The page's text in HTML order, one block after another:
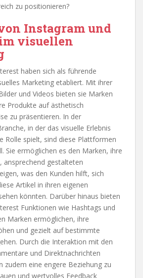
zu positionieren?
Instagram und
visuellen
haben sich als führende
Marketing etabliert. Mit ihrer
und Videos bieten sie Marken
Produkte auf ästhetisch
zu präsentieren. In der
in der das visuelle Erlebnis
Rolle spielt, sind diese Plattformen
Sie ermöglichen es den Marken, ihre
ansprechend gestalteten
was den Kunden hilft, sich
Artikel in ihren eigenen
könnten. Darüber hinaus bieten
Funktionen wie Hashtags und
Marken ermöglichen, ihre
und gezielt auf bestimmte
Durch die Interaktion mit den
und Direktnachrichten
zudem eine engere Beziehung zu
und wertvolles Feedback